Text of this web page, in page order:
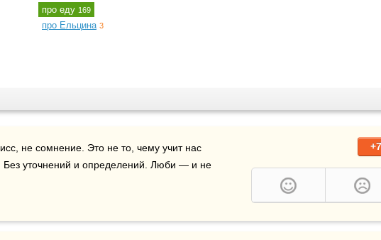
про еду 169
про Ельцина 3
не сомнение. Это не то, чему учит нас
уточнений и определений. Люби — и не